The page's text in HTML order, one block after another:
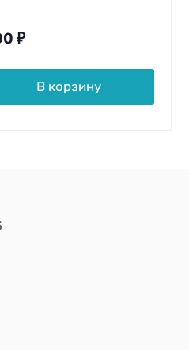
₽
В корзину